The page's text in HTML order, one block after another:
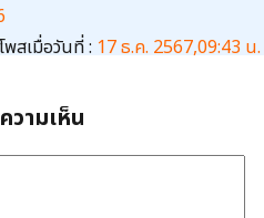
โพสเมื่อวันที่ : 17 ธ.ค. 2567,09:43 น.
วามเห็น